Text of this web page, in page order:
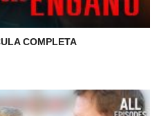
COMPLETA